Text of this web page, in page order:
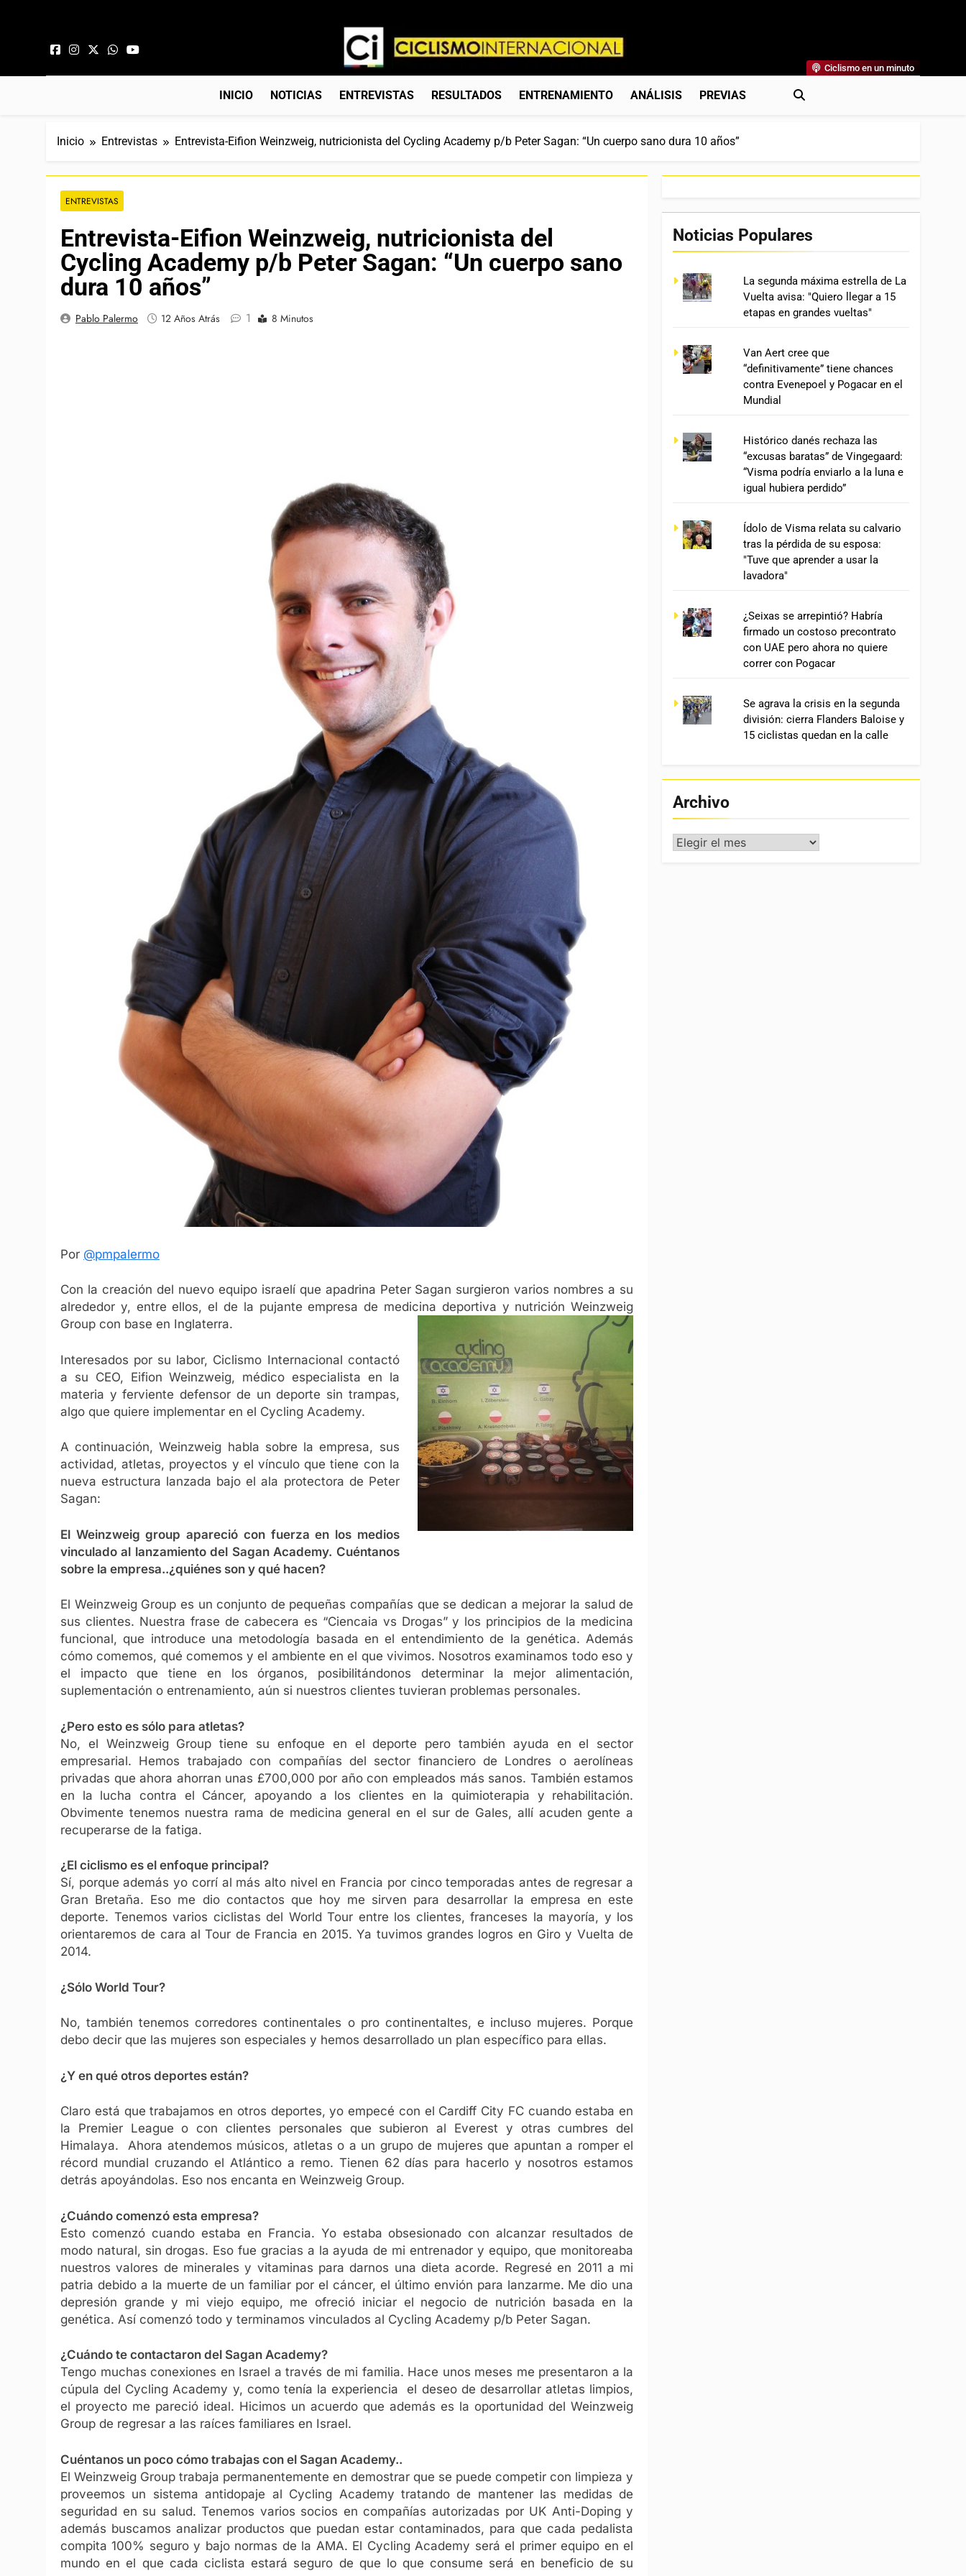
Ciclismo Internacional
Web Dedicada Al Ciclismo Mundial. Entrevistas, Análisis, Crónicas, Previas Y Más. La Web Ciclista De Referencia.
Ciclismo en un minuto
INICIO NOTICIAS ENTREVISTAS RESULTADOS ENTRENAMIENTO ANÁLISIS PREVIAS
Inicio Entrevistas Entrevista-Eifion Weinzweig, nutricionista del Cycling Academy p/b Peter Sagan: “Un cuerpo sano dura 10 años”
ENTREVISTAS
Entrevista-Eifion Weinzweig, nutricionista del
Cycling Academy p/b Peter Sagan: “Un cuerpo sano
dura 10 años”
Pablo Palermo 12 Años Atrás 1 8 Minutos
Por @pmpalermo
Con la creación del nuevo equipo israelí que apadrina Peter Sagan surgieron varios nombres a su
alrededor y, entre ellos, el de la pujante empresa de medicina deportiva y nutrición Weinzweig
Group con base en Inglaterra.
Interesados por su labor, Ciclismo Internacional contactó
a su CEO, Eifion Weinzweig, médico especialista en la
materia y ferviente defensor de un deporte sin trampas,
algo que quiere implementar en el Cycling Academy.
A continuación, Weinzweig habla sobre la empresa, sus
actividad, atletas, proyectos y el vínculo que tiene con la
nueva estructura lanzada bajo el ala protectora de Peter
Sagan:
El Weinzweig group apareció con fuerza en los medios
vinculado al lanzamiento del Sagan Academy. Cuéntanos
sobre la empresa..¿quiénes son y qué hacen?
El Weinzweig Group es un conjunto de pequeñas compañías que se dedican a mejorar la salud de
sus clientes. Nuestra frase de cabecera es “Ciencaia vs Drogas” y los principios de la medicina
funcional, que introduce una metodología basada en el entendimiento de la genética. Además
cómo comemos, qué comemos y el ambiente en el que vivimos. Nosotros examinamos todo eso y
el impacto que tiene en los órganos, posibilitándonos determinar la mejor alimentación,
suplementación o entrenamiento, aún si nuestros clientes tuvieran problemas personales.
¿Pero esto es sólo para atletas?
No, el Weinzweig Group tiene su enfoque en el deporte pero también ayuda en el sector
empresarial. Hemos trabajado con compañías del sector financiero de Londres o aerolíneas
privadas que ahora ahorran unas £700,000 por año con empleados más sanos. También estamos
en la lucha contra el Cáncer, apoyando a los clientes en la quimioterapia y rehabilitación.
Obvimente tenemos nuestra rama de medicina general en el sur de Gales, allí acuden gente a
recuperarse de la fatiga.
¿El ciclismo es el enfoque principal?
Sí, porque además yo corrí al más alto nivel en Francia por cinco temporadas antes de regresar a
Gran Bretaña. Eso me dio contactos que hoy me sirven para desarrollar la empresa en este
deporte. Tenemos varios ciclistas del World Tour entre los clientes, franceses la mayoría, y los
orientaremos de cara al Tour de Francia en 2015. Ya tuvimos grandes logros en Giro y Vuelta de
2014.
¿Sólo World Tour?
No, también tenemos corredores continentales o pro continentaltes, e incluso mujeres. Porque
debo decir que las mujeres son especiales y hemos desarrollado un plan específico para ellas.
¿Y en qué otros deportes están?
Claro está que trabajamos en otros deportes, yo empecé con el Cardiff City FC cuando estaba en
la Premier League o con clientes personales que subieron al Everest y otras cumbres del
Himalaya. Ahora atendemos músicos, atletas o a un grupo de mujeres que apuntan a romper el
récord mundial cruzando el Atlántico a remo. Tienen 62 días para hacerlo y nosotros estamos
detrás apoyándolas. Eso nos encanta en Weinzweig Group.
¿Cuándo comenzó esta empresa?
Esto comenzó cuando estaba en Francia. Yo estaba obsesionado con alcanzar resultados de
modo natural, sin drogas. Eso fue gracias a la ayuda de mi entrenador y equipo, que monitoreaba
nuestros valores de minerales y vitaminas para darnos una dieta acorde. Regresé en 2011 a mi
patria debido a la muerte de un familiar por el cáncer, el último envión para lanzarme. Me dio una
depresión grande y mi viejo equipo, me ofreció iniciar el negocio de nutrición basada en la
genética. Así comenzó todo y terminamos vinculados al Cycling Academy p/b Peter Sagan.
¿Cuándo te contactaron del Sagan Academy?
Tengo muchas conexiones en Israel a través de mi familia. Hace unos meses me presentaron a la
cúpula del Cycling Academy y, como tenía la experiencia el deseo de desarrollar atletas limpios,
el proyecto me pareció ideal. Hicimos un acuerdo que además es la oportunidad del Weinzweig
Group de regresar a las raíces familiares en Israel.
Cuéntanos un poco cómo trabajas con el Sagan Academy..
El Weinzweig Group trabaja permanentemente en demostrar que se puede competir con limpieza y
proveemos un sistema antidopaje al Cycling Academy tratando de mantener las medidas de
seguridad en su salud. Tenemos varios socios en compañías autorizadas por UK Anti-Doping y
además buscamos analizar productos que puedan estar contaminados, para que cada pedalista
compita 100% seguro y bajo normas de la AMA. El Cycling Academy será el primer equipo en el
mundo en el que cada ciclista estará seguro de que lo que consume será en beneficio de su
Noticias Populares
La segunda máxima estrella de La
Vuelta avisa: "Quiero llegar a 15
etapas en grandes vueltas"
Van Aert cree que
“definitivamente” tiene chances
contra Evenepoel y Pogacar en el
Mundial
Histórico danés rechaza las
“excusas baratas” de Vingegaard:
“Visma podría enviarlo a la luna e
igual hubiera perdido”
Ídolo de Visma relata su calvario
tras la pérdida de su esposa:
"Tuve que aprender a usar la
lavadora"
¿Seixas se arrepintió? Habría
firmado un costoso precontrato
con UAE pero ahora no quiere
correr con Pogacar
Se agrava la crisis en la segunda
división: cierra Flanders Baloise y
15 ciclistas quedan en la calle
Archivo
Archivo